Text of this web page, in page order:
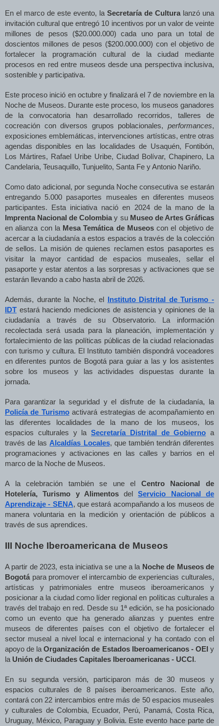
En el marco de este evento, la Secretaría de Cultura lanzó una
invitación cultural que entregó 10 incentivos por un valor de veinte
millones de pesos ($20.000.000) cada uno para un total de
doscientos millones de pesos ($200.000.000) con el objetivo de
fortalecer la programación cultural de la ciudad mediante
procesos en red entre museos desde una perspectiva inclusiva,
sostenible y participativa.
Este proceso inició en octubre y finalizará el 7 de noviembre en la
Noche de Museos. Durante este proceso, los museos ganadores
de la convocatoria han desarrollado recorridos, talleres de
cocreación con diversos grupos poblacionales, performances,
exposiciones emblemáticas, intervenciones artísticas, entre otras
agendas disponibles en las localidades de Usaquén, Fontibón,
Los Mártires, Rafael Uribe Uribe, Ciudad Bolívar, Chapinero, La
Candelaria, Teusaquillo, Tunjuelito, Santa Fe y Antonio Nariño.
Como dato adicional, por segunda Noche consecutiva se estarán
entregando 5.000 pasaportes museales en diferentes museos
participantes. Esta iniciativa nació en 2024 de la mano de la
Imprenta Nacional de Colombia y su Museo de Artes Gráficas
en alianza con la Mesa Temática de Museoscon el objetivo de
acercar a la ciudadanía a estos espacios a través de la colección
de sellos. La misión de quienes reclamen estos pasaportes es
visitar la mayor cantidad de espacios museales, sellar el
pasaporte y estar atentos a las sorpresas y activaciones que se
estarán llevando a cabo hasta abril de 2026.
Además, durante la Noche, el
Instituto Distrital de Turismo -
IDT estará haciendo mediciones de asistencia y opiniones de la
ciudadanía a través de su Observatorio. La información
recolectada será usada para la planeación, implementación y
fortalecimiento de las políticas públicas de la ciudad relacionadas
con turismo y cultura. El Instituto también dispondrá voceadores
en diferentes puntos de Bogotá para guiar a las y los asistentes
sobre los museos y las actividades dispuestas durante la
jornada.
Para garantizar la seguridad y el disfrute de la ciudadanía, la
Policía de Turismoactivará estrategias de acompañamiento en
las diferentes localidades de la mano de los museos, los
espacios culturales y la Secretaría Distrital de Gobierno a
través de las Alcaldías Locales, que también tendrán diferentes
programaciones y activaciones en las calles y barrios en el
marco de la Noche de Museos.
A la celebración también se une el Centro Nacional de
Hotelería, Turismo y AlimentosdelServicio Nacional de
Aprendizaje - SENA, que estará acompañando a los museos de
manera voluntaria en la medición y orientación de públicos a
través de sus aprendices.
III Noche Iberoamericana de Museos
A partir de 2023, esta iniciativa se une a la Noche de Museos de
Bogotá para promover el intercambio de experiencias culturales,
artísticas y patrimoniales entre museos iberoamericanos y
posicionar a la ciudad como líder regional en políticas culturales a
través del trabajo en red. Desde su 1ª edición, se ha posicionado
como un evento que ha generado alianzas y puentes entre
museos de diferentes países con el objetivo de fortalecer el
sector museal a nivel local e internacional y ha contado con el
apoyo de laOrganización de Estados Iberoamericanos - OEI y
la Unión de Ciudades Capitales Iberoamericanas - UCCI .
En su segunda versión, participaron más de 30 museos y
espacios culturales de 8 países iberoamericanos. Este año,
contará con 22 intercambios entre más de 50 espacios museales
y culturales de Colombia, Ecuador, Perú, Panamá, Costa Rica,
Uruguay, México, Paraguay y Bolivia. Este evento hace parte de